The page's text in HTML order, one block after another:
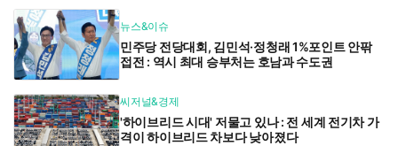
뉴스&이슈
민주당 전당대회, 김민석·정청래 1%포인트 안팎
접전 : 역시 최대 승부처는 호남과 수도권
씨저널&경제
'하이브리드 시대' 저물고 있나 : 전 세계 전기차 가
격이 하이브리드 차보다 낮아졌다